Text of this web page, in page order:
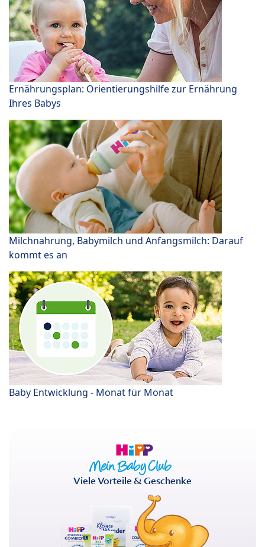
Ernährungsplan: Orientierungshilfe zur Ernährung
Ihres Babys
Milchnahrung, Babymilch und Anfangsmilch: Darauf
kommt es an
Baby Entwicklung - Monat für Monat
Viele Vorteile & Geschenke